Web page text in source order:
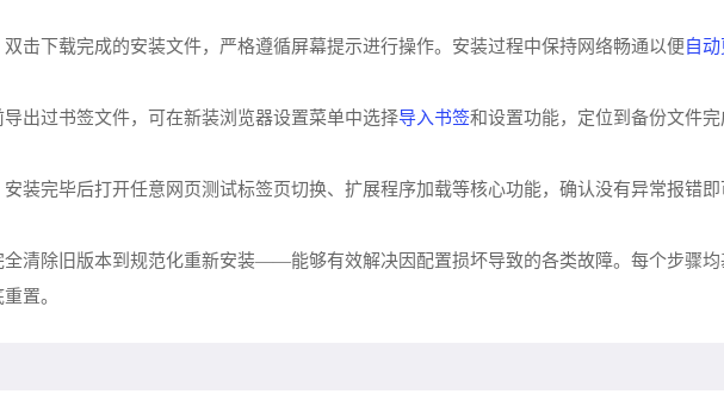
击下载完成的安装文件，严格遵循屏幕提示进行操作。安装过程中保持网络畅通以便自
出过书签文件，可在新装浏览器设置菜单中选择导入书签和设置功能，定位到备份文件
装完毕后打开任意网页测试标签页切换、扩展程序加载等核心功能，确认没有异常报错
清除旧版本到规范化重新安装——能够有效解决因配置损坏导致的各类故障。每个步骤均
置。